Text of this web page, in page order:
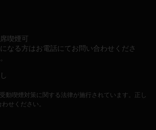
喫煙可
なる方はお電話にてお問い合わせくださ
動喫煙対策に関する法律が施行されています。正し
せください。